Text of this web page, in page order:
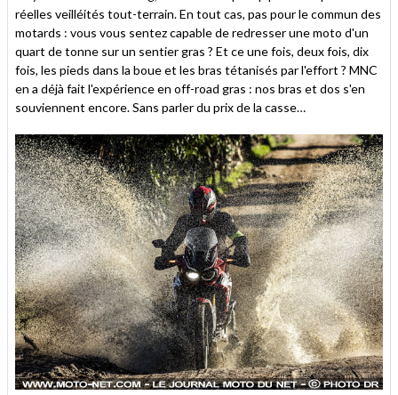
réelles veilléités tout-terrain. En tout cas, pas pour le commun des
motards : vous vous sentez capable de redresser une moto d'un
quart de tonne sur un sentier gras ? Et ce une fois, deux fois, dix
fois, les pieds dans la boue et les bras tétanisés par l'effort ? MNC
en a déjà fait l'expérience en off-road gras : nos bras et dos s'en
souviennent encore. Sans parler du prix de la casse…